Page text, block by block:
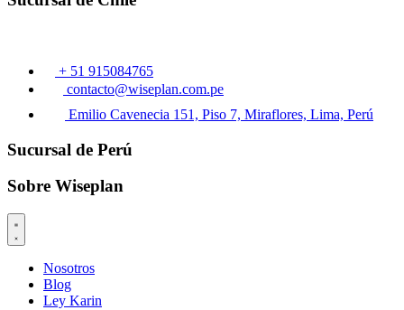
+ 51 915084765
contacto@wiseplan.com.pe
Emilio Cavenecia 151, Piso 7, Miraflores, Lima, Perú
Sucursal de Perú
Sobre Wiseplan
Nosotros
Blog
Ley Karin